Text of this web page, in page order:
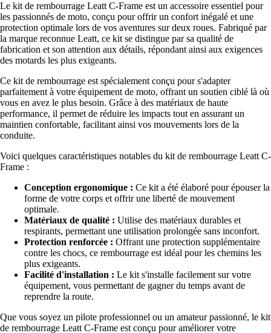
Le kit de rembourrage Leatt C-Frame est un accessoire essentiel pour
les passionnés de moto, conçu pour offrir un confort inégalé et une
protection optimale lors de vos aventures sur deux roues. Fabriqué par
la marque reconnue Leatt, ce kit se distingue par sa qualité de
fabrication et son attention aux détails, répondant ainsi aux exigences
des motards les plus exigeants.
Ce kit de rembourrage est spécialement conçu pour s'adapter
parfaitement à votre équipement de moto, offrant un soutien ciblé là où
vous en avez le plus besoin. Grâce à des matériaux de haute
performance, il permet de réduire les impacts tout en assurant un
maintien confortable, facilitant ainsi vos mouvements lors de la
conduite.
Voici quelques caractéristiques notables du kit de rembourrage Leatt C-
Frame :
Conception ergonomique : Ce kit a été élaboré pour épouser la
forme de votre corps et offrir une liberté de mouvement
optimale.
Matériaux de qualité : Utilise des matériaux durables et
respirants, permettant une utilisation prolongée sans inconfort.
Protection renforcée : Offrant une protection supplémentaire
contre les chocs, ce rembourrage est idéal pour les chemins les
plus exigeants.
Facilité d'installation : Le kit s'installe facilement sur votre
équipement, vous permettant de gagner du temps avant de
reprendre la route.
Que vous soyez un pilote professionnel ou un amateur passionné, le kit
de rembourrage Leatt C-Frame est conçu pour améliorer votre